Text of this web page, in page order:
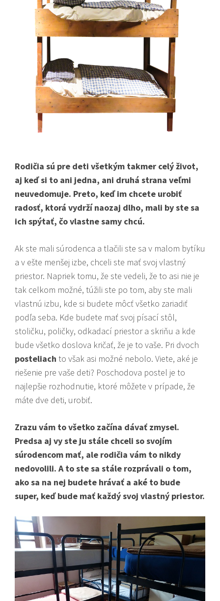
Rodičia sú pre deti všetkým takmer celý život,
aj keď si to ani jedna, ani druhá strana veľmi
neuvedomuje. Preto, keď im chcete urobiť
radosť, ktorá vydrží naozaj dlho, mali by ste sa
ich spýtať, čo vlastne samy chcú.
Ak ste mali súrodenca a tlačili ste sa v malom bytíku
a v ešte menšej izbe, chceli ste mať svoj vlastný
priestor. Napriek tomu, že ste vedeli, že to asi nie je
tak celkom možné, túžili ste po tom, aby ste mali
vlastnú izbu, kde si budete môcť všetko zariadiť
podľa seba. Kde budete mať svoj písací stôl,
stoličku, poličky, odkadací priestor a skriňu a kde
bude všetko doslova kričať, že je to vaše. Pri dvoch
posteliach to však asi možné nebolo. Viete, aké je
riešenie pre vaše deti? Poschodova postel je to
najlepšie rozhodnutie, ktoré môžete v prípade, že
máte dve deti, urobiť.
Zrazu vám to všetko začína dávať zmysel.
Predsa aj vy ste ju stále chceli so svojím
súrodencom mať, ale rodičia vám to nikdy
nedovolili. A to ste sa stále rozprávali o tom,
ako sa na nej budete hrávať a aké to bude
super, keď bude mať každý svoj vlastný priestor.